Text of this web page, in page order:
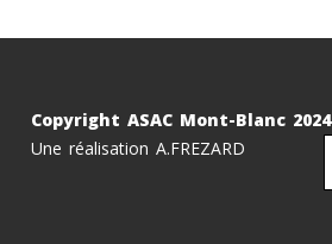
Copyright ASAC Mont-Blanc 2024
Une réalisation A.FREZARD